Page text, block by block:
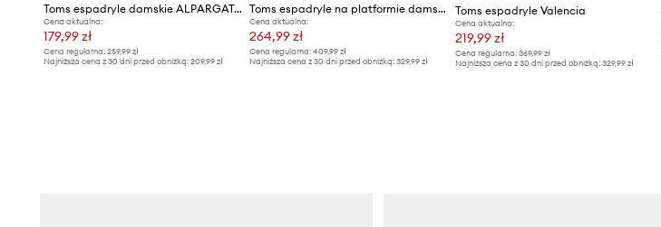
Toms espadryle damskie ALPARGATA BALLET
Cena aktualna:
179,99 zł
Cena regularna: 259,99 zł
Najniższa cena z 30 dni przed obniżką: 209,99 zł
Toms espadryle na platformie damskie VALENCIA
Cena aktualna:
264,99 zł
Cena regularna:409,99 zł
Najniższa cena z 30 dni przed obniżką:329,99 zł
Toms espadryle Valencia
Cena aktualna:
219,99 zł
Cena regularna: 369,99 zł
Najniższa cena z 30 dni przed obniżką: 329,99 zł